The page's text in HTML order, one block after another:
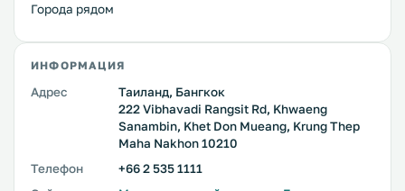
Города рядом
ИНФОРМАЦИЯ
Адрес
Таиланд, Бангкок
222 Vibhavadi Rangsit Rd, Khwaeng
Sanambin, Khet Don Mueang, Krung Thep
Maha Nakhon 10210
Телефон
+66 2 535 1111